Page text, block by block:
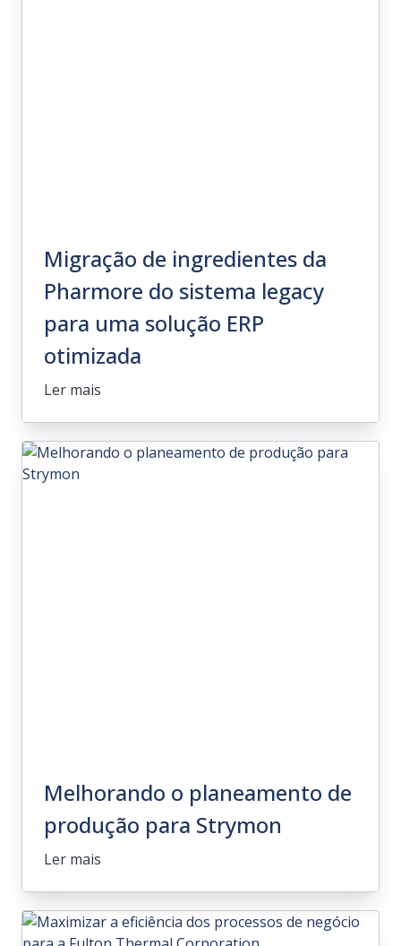
Migração de ingredientes da
Pharmore do sistema legacy
para uma solução ERP
otimizada
Ler mais
Migração de ingredientes da
Melhorando o planeamento de
produção para Strymon
Ler mais